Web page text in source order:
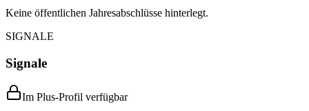
Keine öffentlichen Jahresabschlüsse hinterlegt.
SIGNALE
Signale
Im Plus-Profil verfügbar